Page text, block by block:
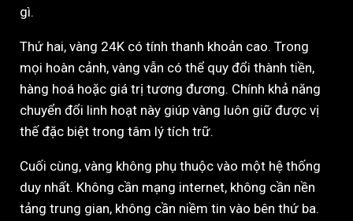
gì.
Thứ hai, vàng 24K có tính thanh khoản cao. Trong
mọi hoàn cảnh, vàng vẫn có thể quy đổi thành tiền,
hàng hoá hoặc giá trị tương đương. Chính khả năng
chuyển đổi linh hoạt này giúp vàng luôn giữ được vị
thế đặc biệt trong tâm lý tích trữ.
Cuối cùng, vàng không phụ thuộc vào một hệ thống
duy nhất. Không cần mạng internet, không cần nền
tảng trung gian, không cần niềm tin vào bên thứ ba.